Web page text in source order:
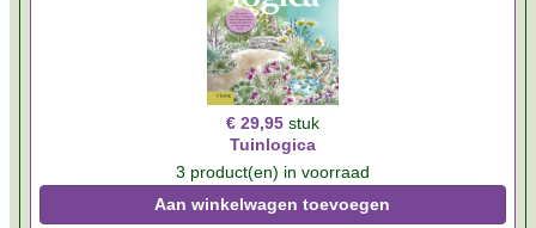
€ 29,95 stuk
Tuinlogica
3 product(en) in voorraad
Aan winkelwagen toevoegen